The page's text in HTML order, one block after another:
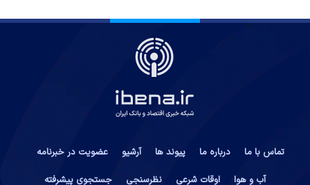
تماس با ما درباره ما پیوند ها آرشیو
عضویت در خبرنامه
آب و هوا
اوقات شرعی نظرسنجی جستجوی پیشرفته